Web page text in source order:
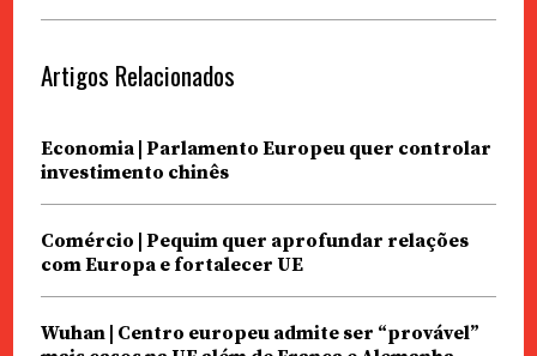
Artigos Relacionados
Economia | Parlamento Europeu quer controlar
investimento chinês
Comércio | Pequim quer aprofundar relações
com Europa e fortalecer UE
Wuhan | Centro europeu admite ser “provável”